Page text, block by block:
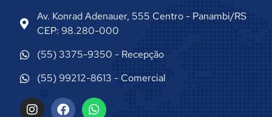
Av. Konrad Adenauer, 555 Centro - Panambi/RS
CEP: 98.280-000
(55) 3375-9350 - Recepção
(55) 99212-8613 - Comercial